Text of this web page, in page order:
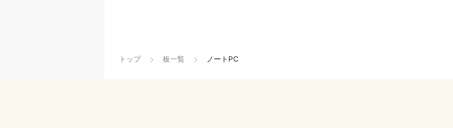
トップ 板一覧 ノートPC